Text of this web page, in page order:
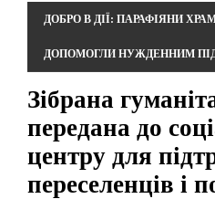
ДОБРО В ДІЇ: ПАРАФІЯНИ
ДОПОМОГЛИ НУЖДЕННИМ
Зібрана
передана до
центру для
переселенців і